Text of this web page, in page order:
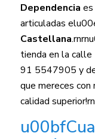
Dependencia
articuladas
Castellana
tienda en la
91 5547905 y
que mereces con
calidad superior!rn